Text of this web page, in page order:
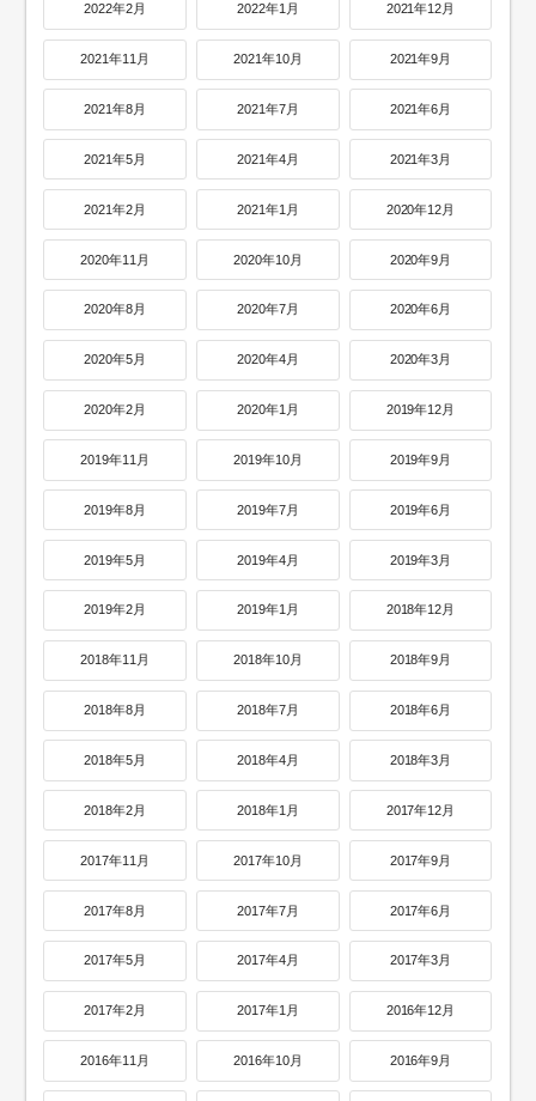
2022年2月 2022年1月 2021年12月
2021年11月 2021年10月 2021年9月
2021年8月 2021年7月 2021年6月
2021年5月 2021年4月 2021年3月
2021年2月 2021年1月 2020年12月
2020年11月 2020年10月 2020年9月
2020年8月 2020年7月 2020年6月
2020年5月 2020年4月 2020年3月
2020年2月 2020年1月 2019年12月
2019年11月 2019年10月 2019年9月
2019年8月 2019年7月 2019年6月
2019年5月 2019年4月 2019年3月
2019年2月 2019年1月 2018年12月
2018年11月 2018年10月 2018年9月
2018年8月 2018年7月 2018年6月
2018年5月 2018年4月 2018年3月
2018年2月 2018年1月 2017年12月
2017年11月 2017年10月 2017年9月
2017年8月 2017年7月 2017年6月
2017年5月 2017年4月 2017年3月
2017年2月 2017年1月 2016年12月
2016年11月 2016年10月 2016年9月